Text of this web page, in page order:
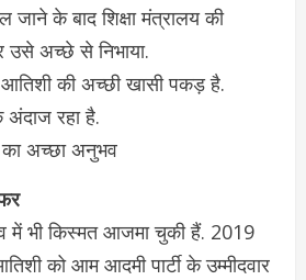
जाने के बाद शिक्षा मंत्रालय की
उसे अच्छे से निभाया.
की अच्छी खासी पकड़ है.
रहा है.
अच्छा अनुभव
में भी किस्मत आजमा चुकी हैं. 2019
को आम आदमी पार्टी के उम्मीदवार